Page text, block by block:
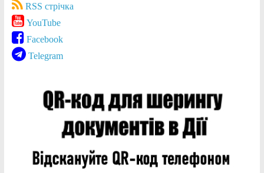
RSS стрічка
YouTube
Facebook
Telegram